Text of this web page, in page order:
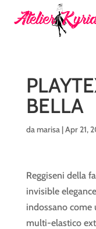
BELLA
damarisa|Apr 21,
Reggiseni della
invisible
indossano come
multi-elastico